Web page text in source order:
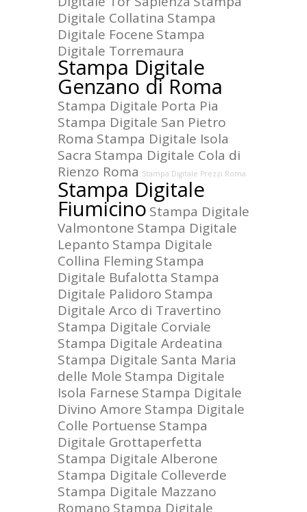
Digitale Collatina Stampa
Digitale Focene Stampa
Digitale Torremaura
Stampa Digitale
Genzano di Roma
Stampa Digitale Porta Pia
Stampa Digitale San Pietro
Roma Stampa Digitale Isola
Sacra Stampa Digitale Cola di
Rienzo Roma Stampa Digitale Prezzi Roma
Stampa Digitale
Fiumicino Stampa Digitale
Valmontone Stampa Digitale
Lepanto Stampa Digitale
Collina FlemingStampa
Digitale Bufalotta Stampa
Digitale Palidoro Stampa
Digitale Arco di Travertino
Stampa Digitale Corviale
Stampa Digitale Ardeatina
Stampa Digitale Santa Maria
delle Mole Stampa Digitale
Isola Farnese Stampa Digitale
Divino Amore Stampa Digitale
Colle Portuense Stampa
Digitale Grottaperfetta
Stampa Digitale Alberone
Stampa Digitale Colleverde
Stampa Digitale Mazzano
Romano Stampa Digitale